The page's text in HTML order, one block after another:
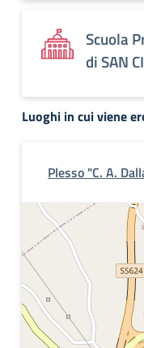
Scuola
di SAN
Luoghi in cui viene
Plesso "C. A.